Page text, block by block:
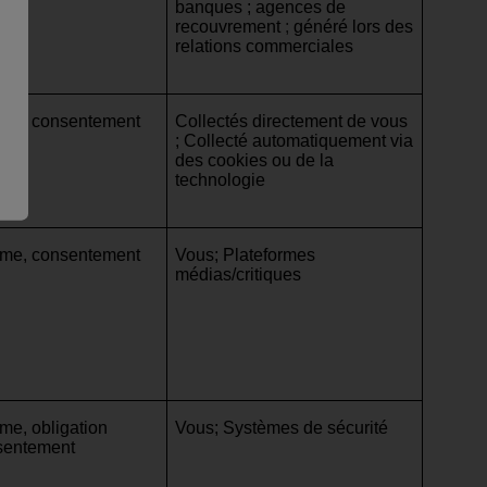
banques ; agences de
recouvrement ; généré lors des
relations commerciales
consentement
Collectés directement de vous
; Collecté automatiquement via
des cookies ou de la
technologie
consentement
Vous; Plateformes
médias/critiques
obligation
Vous; Systèmes de sécurité